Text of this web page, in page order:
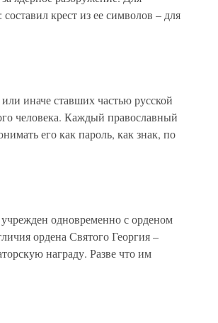
крест из ее символов – для
иначе ставших частью русской
человека. Каждый православный
его как пароль, как знак, по
одновременно с орденом
ордена Святого Георгия –
награду. Разве что им